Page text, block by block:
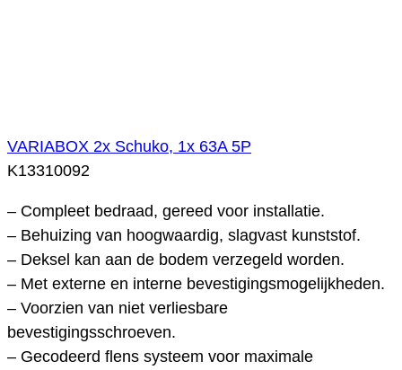
VARIABOX 2x Schuko, 1x 63A 5P
K13310092
– Compleet bedraad, gereed voor installatie.
– Behuizing van hoogwaardig, slagvast kunststof.
– Deksel kan aan de bodem verzegeld worden.
– Met externe en interne bevestigingsmogelijkheden.
– Voorzien van niet verliesbare
bevestigingsschroeven.
– Gecodeerd flens systeem voor maximale